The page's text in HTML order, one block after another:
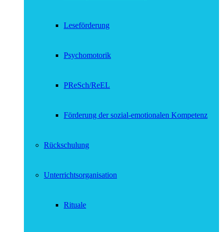
Leseförderung
Psychomotorik
PReSch/ReEL
Förderung der sozial-emotionalen Kompetenz
Rückschulung
Unterrichtsorganisation
Rituale